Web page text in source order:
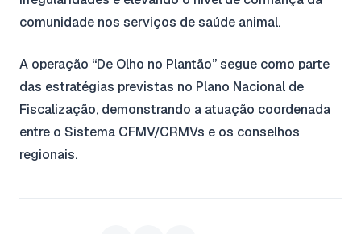
comunidade nos serviços de saúde animal.
A operação “De Olho no Plantão” segue como parte
das estratégias previstas no Plano Nacional de
Fiscalização, demonstrando a atuação coordenada
entre o Sistema CFMV/CRMVs e os conselhos
regionais.